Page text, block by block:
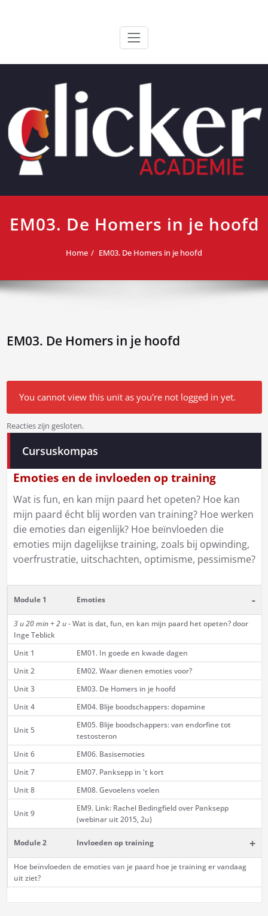
ClickerAcademie
EM03. De Homers in je hoofd
Home EM03. De Homers in je hoofd
EM03. De Homers in je hoofd
You cannot view this unit as you're not logged in yet.
Bericht
navigatie
Reacties zijn gesloten.
Cursuskompas
Emoties en de invloeden op training
Wat is fun, en kan mijn paard het opeten? Hoe kan
mijn paard écht blij worden van training? Hoe werken
die emoties dan eigenlijk? Hoe beïnvloeden die
emoties mijn dagelijkse training, zoals bij opwinding,
voerfrustratie, uitschachten, optimisme, pessimisme?
Module 1 Emoties -
3 u 20 min + 2 u- Wat is dat, fun, en kan mijn paard het opeten? door
Inge Teblick
Unit 1
EM01. In goede en kwade dagen
Unit 2
EM02. Waar dienen emoties voor?
Unit 3
EM03. De Homers in je hoofd
Unit 4
EM04. Blije boodschappers: dopamine
Unit 5
EM05. Blije boodschappers: van endorfine tot
testosteron
Unit 6
EM06. Basisemoties
Unit 7
EM07. Panksepp in 't kort
Unit 8
EM08. Gevoelens voelen
Unit 9
EM9. Link: Rachel Bedingfield over Panksepp
(webinar uit 2015, 2u)
Module 2 Invloeden op training +
Hoe beïnvloeden de emoties van je paard hoe je training er vandaag
uit ziet?